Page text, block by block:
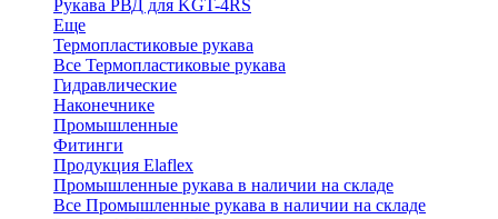
Рукава РВД для KGT-4RS
Еще
Термопластиковые рукава
Все Термопластиковые рукава
Гидравлические
Наконечнике
Промышленные
Фитинги
Продукция Elaflex
Промышленные рукава в наличии на складе
Все Промышленные рукава в наличии на складе